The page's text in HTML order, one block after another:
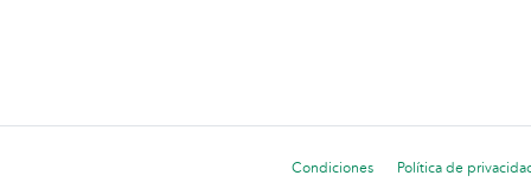
Condiciones
Política de